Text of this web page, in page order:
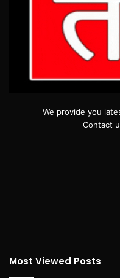
We provide you
Contact
Most Viewed Posts